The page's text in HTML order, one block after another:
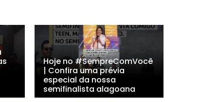
Hoje no #SempreComVocê
| Confira uma prévia
especial da nossa
semifinalista alagoana